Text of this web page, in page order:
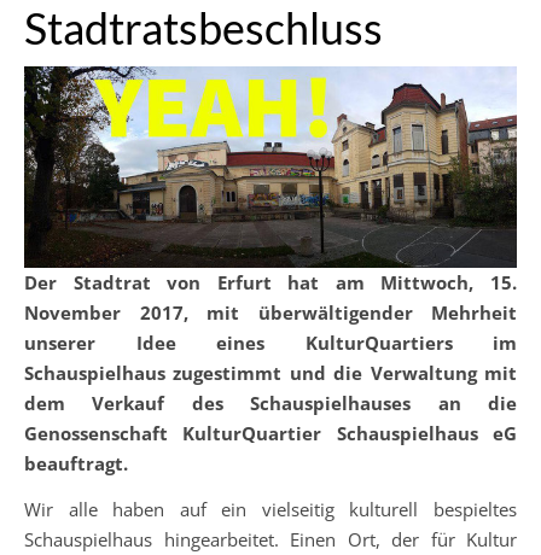
Stadtratsbeschluss
Der Stadtrat von Erfurt hat am Mittwoch, 15.
November 2017, mit überwältigender Mehrheit
unserer Idee eines KulturQuartiers im
Schauspielhaus zugestimmt und die Verwaltung mit
dem Verkauf des Schauspielhauses an die
Genossenschaft KulturQuartier Schauspielhaus eG
beauftragt.
Wir alle haben auf ein vielseitig kulturell bespieltes
Schauspielhaus hingearbeitet. Einen Ort, der für Kultur